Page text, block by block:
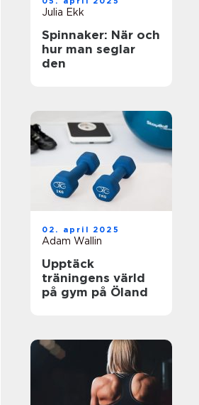
Julia Ekk
Spinnaker: När och
hur man seglar
den
02. april 2025
Adam Wallin
Upptäck
träningens värld
på gym på Öland